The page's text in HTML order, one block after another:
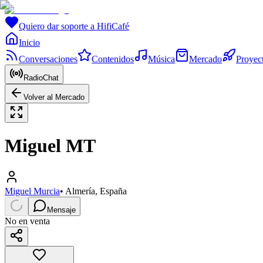
Quiero dar soporte a HifiCafé
Inicio
Conversaciones
Contenidos Música Mercado
RadioChat
Volver al Mercado
Miguel MT
Miguel Murcia• Almería, España
Mensaje
No en venta